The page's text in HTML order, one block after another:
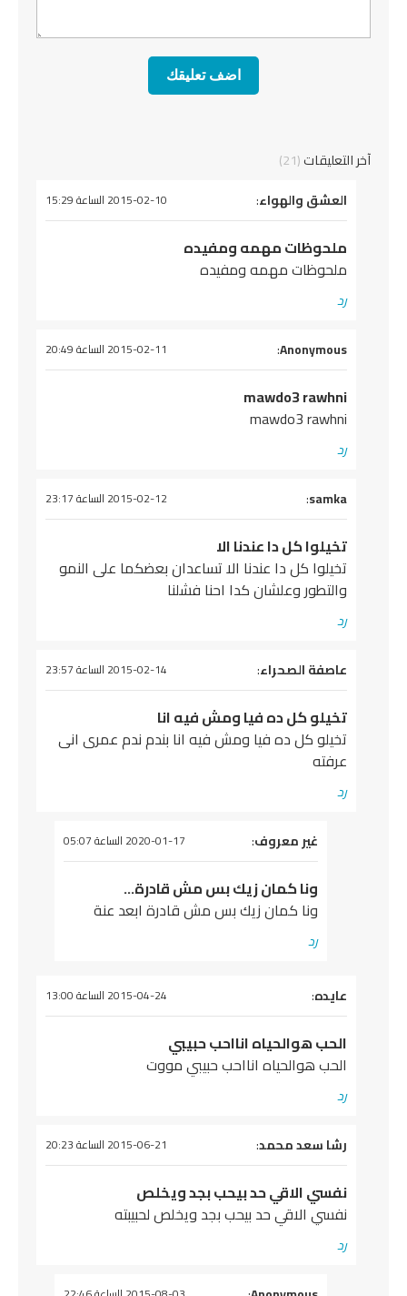
آخر التعليقات(21)
يقول
العشق والهواء: 2015-02-10 الساعة 15:29
ملحوظات مهمه ومفيده
ملحوظات مهمه ومفيده
رد
يقول
Anonymous
: 2015-02-11 الساعة 20:49
mawdo3 rawhni
mawdo3 rawhni
رد
يقول
samka
: 2015-02-12 الساعة 23:17
تخيلوا كل دا عندنا الا
تخيلوا كل دا عندنا الا تساعدان بعضكما على النمو
والتطور وعلشان كدا احنا فشلنا
رد
يقول
عاصفة الصحراء: 2015-02-14 الساعة 23:57
تخيلو كل ده فيا ومش فيه انا
تخيلو كل ده فيا ومش فيه انا بندم ندم عمرى انى
عرفته
رد
يقول
غير معروف: 2020-01-17 الساعة 05:07
ونا كمان زيك بس مش قادرة…
ونا كمان زيك بس مش قادرة ابعد عنة
رد
يقول
عايده: 2015-04-24 الساعة 13:00
الحب هوالحياه انااحب حبيبي
الحب هوالحياه انااحب حبيبي مووت
رد
يقول
رشا سعد محمد: 2015-06-21 الساعة 20:23
نفسي الاقي حد بيحب بجد ويخلص
نفسي الاقي حد بيحب بجد ويخلص لحبيبته
رد